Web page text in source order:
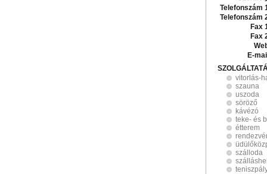
Telefonszám
Telefonszám
Fax
Fax
E-
vitorlás-
szauna
uszoda
söröző
kávézó
teke- és
étterem
szálloda